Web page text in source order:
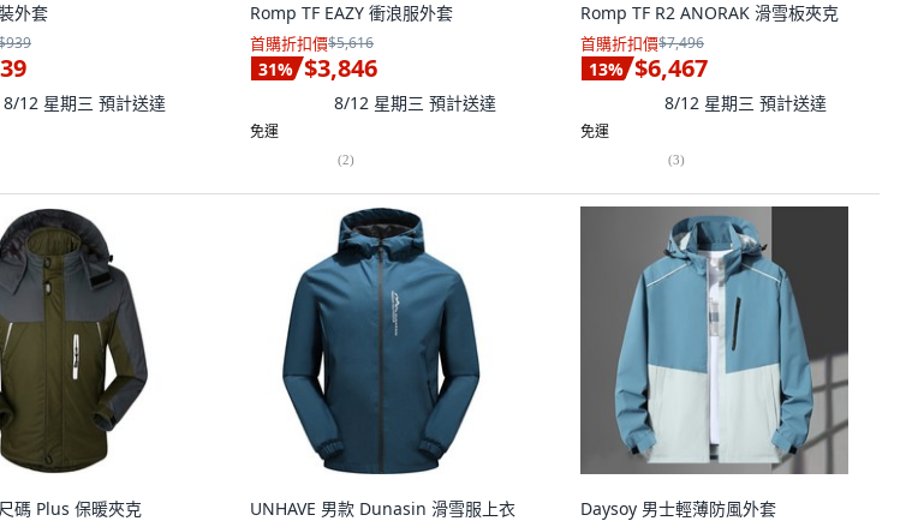
外套
8/12 星期三 預計送達
Romp TF EAZY 衝浪服外套
首購折扣價$5,616
31% $3,846
8/12 星期三 預計送達
免運
(2)
Romp TF R2 ANORAK 滑雪板夾克
首購折扣價$7,496
13% $6,467
8/12 星期三 預計送達
免運
(3)
碼 Plus 保暖夾克 UNHAVE 男款 Dunasin 滑雪服上衣 Daysoy 男士輕薄防風外套